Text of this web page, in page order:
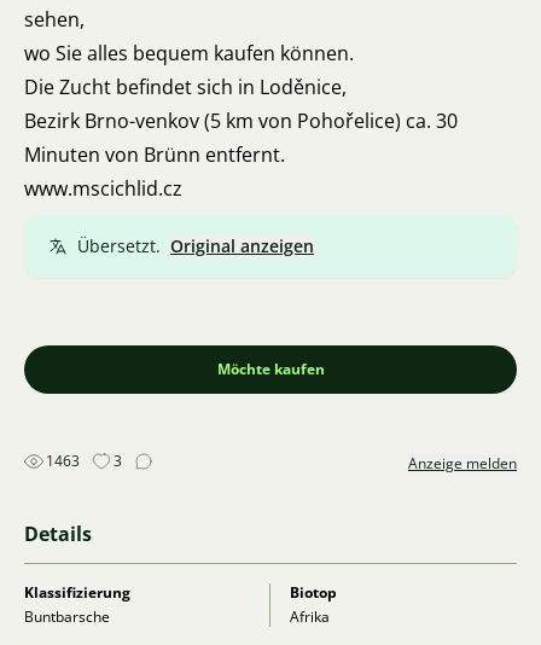
sehen,
wo Sie alles bequem kaufen können.
Die Zucht befindet sich in Loděnice,
Bezirk Brno-venkov (5 km von Pohořelice) ca. 30
Minuten von Brünn entfernt.
www.mscichlid.cz
Übersetzt. Original anzeigen
Möchte kaufen
1463 3 Anzeige melden
Details
Klassifizierung
Buntbarsche
Biotop
Afrika